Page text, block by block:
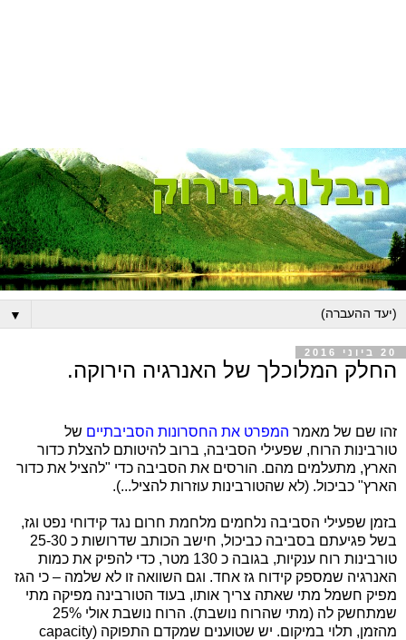
▼
20 ביוני 2016
החלק המלוכלך של האנרגיה הירוקה.
זהו שם של מאמר המפרט את החסרונות הסביבתיים של
טורבינות הרוח, שפעילי הסביבה, ברוב להיטותם להצלת כדור
הארץ, מתעלמים מהם. הורסים את הסביבה כדי "להציל את כדור
הארץ" כביכול. (לא שהטורבינות עוזרות להציל...).
בזמן שפעילי הסביבה נלחמים מלחמת חרום נגד קידוחי נפט וגז,
בשל פגיעתם בסביבה כביכול, חישב הכותב שדרושות כ 25-30
טורבינות רוח ענקיות, בגובה כ 130 מטר, כדי להפיק את כמות
האנרגיה שמספק קידוח גז אחד. וגם השוואה זו לא שלמה – כי הגז
מפיק חשמל מתי שאתה צריך אותו, בעוד הטורבינה מפיקה מתי
שמתחשק לה (מתי שהרוח נושבת). הרוח נושבת אולי 25%
מהזמן, תלוי במיקום. יש שטוענים שמקדם התפוקה (capacity